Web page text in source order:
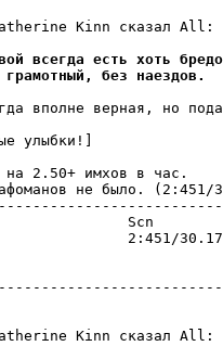
Kinn сказал All:
всегда есть хоть
без наездов.
вполне веpная, но
улыбки!]
на 2.50+ имхов в час.
не было. (2:451/
2:451/
Kinn сказал All: